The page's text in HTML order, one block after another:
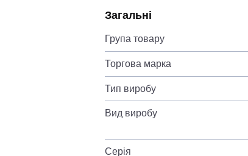
Загальні
Група товару
Торгова марка
Тип виробу
Вид виробу
Серія